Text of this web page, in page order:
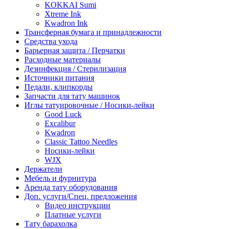
KOKKAI Sumi
Xtreme Ink
Kwadron Ink
Трансферная бумага и принадлежности
Средства ухода
Барьерная защита / Перчатки
Расходные материалы
Дезинфекция / Стерилизация
Источники питания
Педали, клипкорды
Запчасти для тату машинок
Иглы татуировочные / Носики-лейки
Good Luck
Excalibur
Kwadron
Classic Tattoo Needles
Носики-лейки
WJX
Держатели
Мебель и фурнитура
Аренда тату оборудования
Доп. услуги/Спец. предложения
Видео инструкции
Платные услуги
Тату барахолка